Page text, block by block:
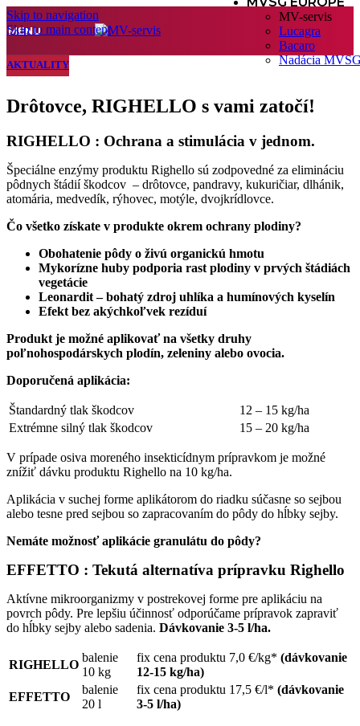
Skip to navigation
Skip to main content
MENU
MV-servis
Lucagra
Bacaro
Nadácia
AKTUALITY
Drôtovce, RIGHELLO s vami zatočí!
RIGHELLO : Ochrana a stimulácia v jednom.
Špeciálne enzýmy produktu Righello sú zodpovedné za elimináciu
pôdnych štádií škodcov – drôtovce, pandravy, kukuričiar, dlhánik,
atomária, medvedík, rýhovec, motýle, dvojkrídlovce.
Čo všetko získate v produkte okrem ochrany plodiny?
Obohatenie pôdy o živú organickú hmotu
Mykorízne huby podporia rast plodiny v prvých štádiách
vegetácie
Leonardit – bohatý zdroj uhlíka a humínových kyselín
Efekt bez akýchkoľvek rezíduí
Produkt je možné aplikovať na všetky druhy
poľnohospodárskych plodín, zeleniny alebo ovocia.
Doporučená aplikácia:
Štandardný tlak škodcov
12 – 15 kg/ha
Extrémne silný tlak škodcov
15 – 20 kg/ha
V prípade osiva moreného insekticídnym prípravkom je možné
znížiť dávku produktu Righello na 10 kg/ha.
Aplikácia v suchej forme aplikátorom do riadku súčasne so sejbou
alebo tesne pred sejbou so zapracovaním do pôdy do hĺbky sejby.
Nemáte možnosť aplikácie granulátu do pôdy?
EFFETTO : Tekutá alternatíva prípravku Righello
Aktívne mikroorganizmy v postrekovej forme pre aplikáciu na
povrch pôdy. Pre lepšiu účinnosť odporúčame prípravok zapraviť
do hĺbky sejby alebo sadenia. Dávkovanie 3-5 l/ha.
RIGHELLO
balenie
10 kg
fix cena produktu 7,0 €/kg* (dávkovanie
12-15 kg/ha)
EFFETTO
balenie
20 l
fix cena produktu 17,5 €/l* (dávkovanie
3-5 l/ha)